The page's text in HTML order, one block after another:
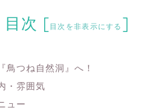
目次 [目次を非表示にする ]
鳥つね自然洞』へ！
・雰囲気
ュー